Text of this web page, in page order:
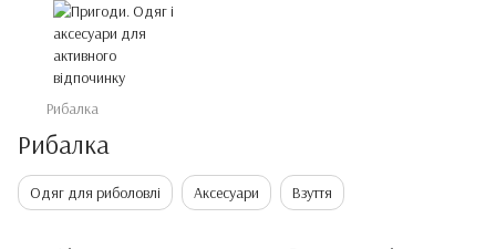
Рибалка
Рибалка
Одяг для риболовлі Аксесуари Взуття